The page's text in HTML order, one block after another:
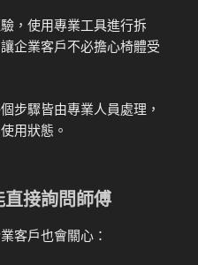
，使用專業工具進行拆
企業客戶不必擔心椅體受
步驟皆由專業人員處理，
用狀態。
接詢問師傅
客戶也會關心：